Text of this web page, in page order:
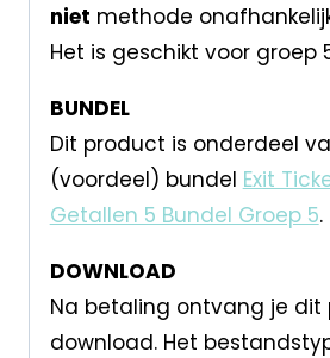
niet methode
Het is geschikt voor groep
BUNDEL
Dit product is onderdeel
(voordeel) bundel Exit
Getallen 5 Bundel Groep 5.
DOWNLOAD
Na betaling ontvang je dit
download. Het